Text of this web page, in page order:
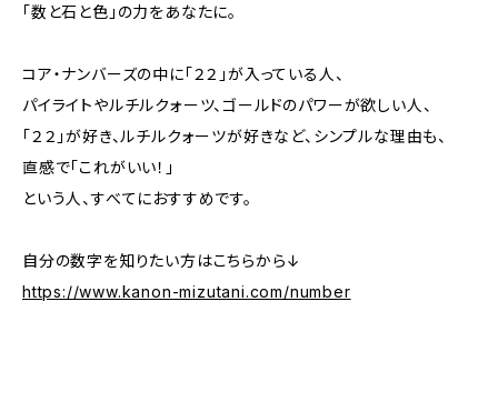
「数と石と色」の力をあなたに。
コア・ナンバーズの中に「２２」が入っている人、
パイライトやルチルクォーツ、ゴールドのパワーが欲しい人、
「２２」が好き、ルチルクォーツが好きなど、シンプルな理由も、
直感で「これがいい！」
という人、すべてにおすすめです。
自分の数字を知りたい方はこちらから↓
https://www.kanon-mizutani.com/number